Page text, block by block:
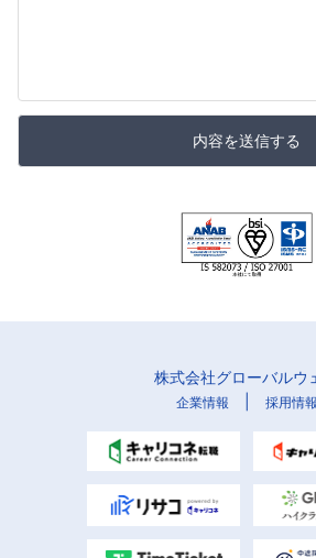
内容を送信する
株式会社グローバルウ
企業情報 採用情報